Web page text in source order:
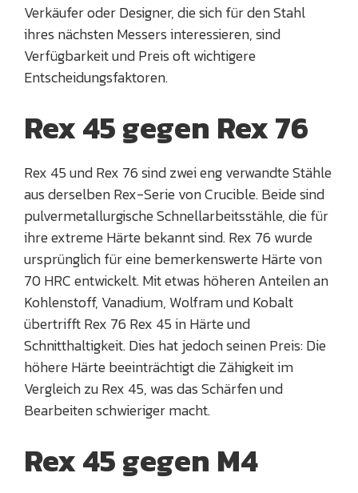
Verkäufer oder Designer, die sich für den Stahl
ihres nächsten Messers interessieren, sind
Verfügbarkeit und Preis oft wichtigere
Entscheidungsfaktoren.
Rex 45 gegen Rex 76
Rex 45 und Rex 76 sind zwei eng verwandte Stähle
aus derselben Rex-Serie von Crucible. Beide sind
pulvermetallurgische Schnellarbeitsstähle, die für
ihre extreme Härte bekannt sind. Rex 76 wurde
ursprünglich für eine bemerkenswerte Härte von
70 HRC entwickelt. Mit etwas höheren Anteilen an
Kohlenstoff, Vanadium, Wolfram und Kobalt
übertrifft Rex 76 Rex 45 in Härte und
Schnitthaltigkeit. Dies hat jedoch seinen Preis: Die
höhere Härte beeinträchtigt die Zähigkeit im
Vergleich zu Rex 45, was das Schärfen und
Bearbeiten schwieriger macht.
Rex 45 gegen M4